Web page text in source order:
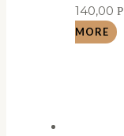
140,00Р
MORE